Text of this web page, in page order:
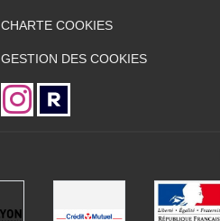
CHARTE COOKIES
GESTION DES COOKIES